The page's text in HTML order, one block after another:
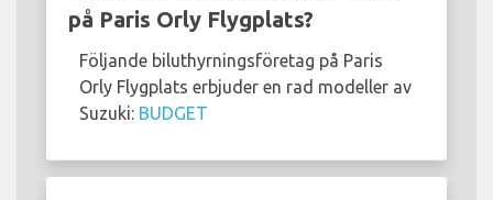
på Paris Orly Flygplats?
Följande biluthyrningsföretag på Paris
Orly Flygplats erbjuder en rad modeller av
Suzuki: BUDGET